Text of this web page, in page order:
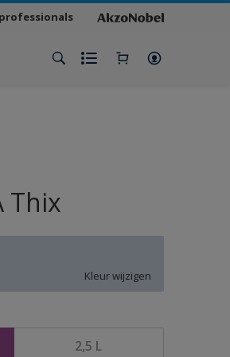
professionals
Thix
Kleur wijzigen
2,5 L